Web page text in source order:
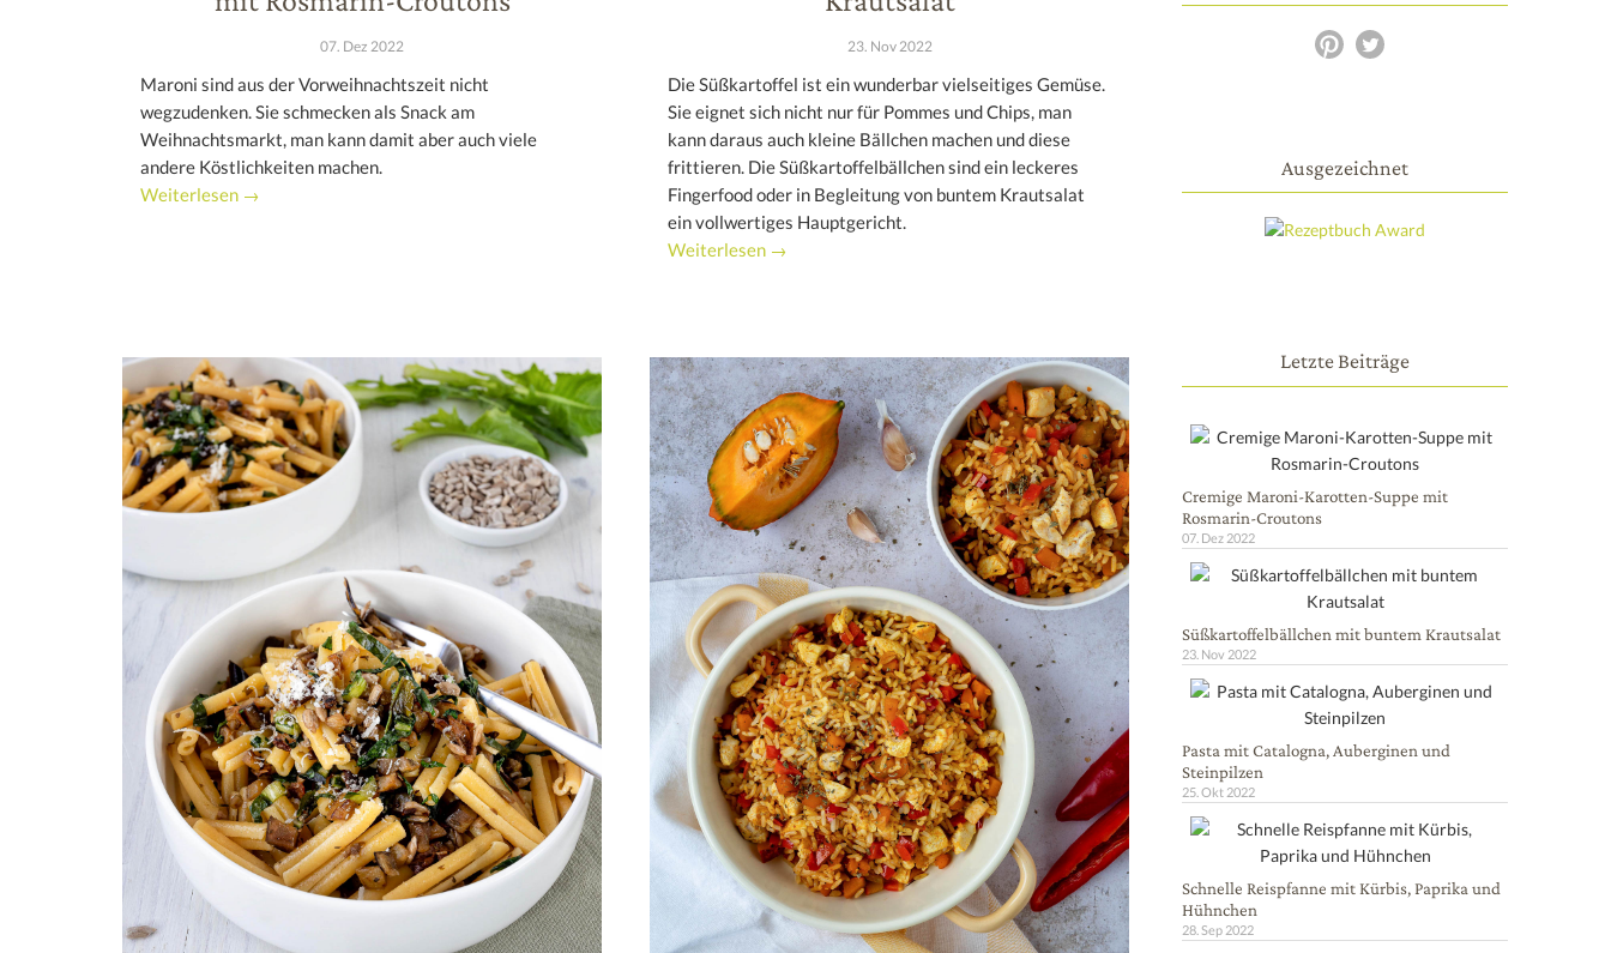
07. Dez 2022
Maroni sind aus der Vorweihnachtszeit nicht
wegzudenken. Sie schmecken als Snack am
Weihnachtsmarkt, man kann damit aber auch viele
andere Köstlichkeiten machen.
Weiterlesen →
23. Nov 2022
Die Süßkartoffel ist ein wunderbar vielseitiges Gemüse.
Sie eignet sich nicht nur für Pommes und Chips, man
kann daraus auch kleine Bällchen machen und diese
frittieren. Die Süßkartoffelbällchen sind ein leckeres
Fingerfood oder in Begleitung von buntem Krautsalat
ein vollwertiges Hauptgericht.
Weiterlesen →
Ausgezeichnet
Letzte Beiträge
Cremige Maroni-Karotten-Suppe mit
Rosmarin-Croutons
07. Dez 2022
Süßkartoffelbällchen mit buntem Krautsalat
23. Nov 2022
Pasta mit Catalogna, Auberginen und
Steinpilzen
25. Okt 2022
Schnelle Reispfanne mit Kürbis, Paprika und
Hühnchen
28. Sep 2022